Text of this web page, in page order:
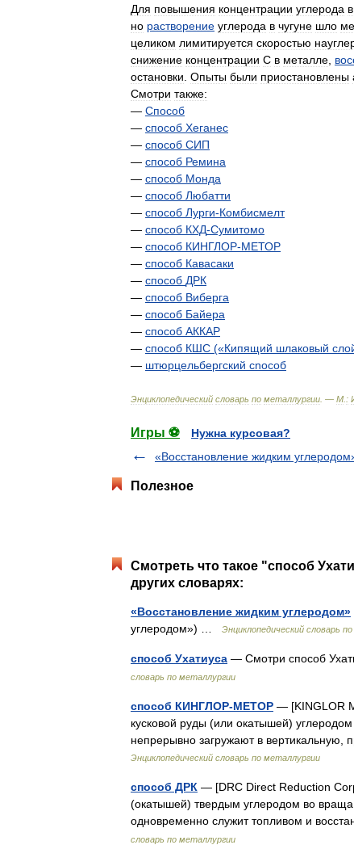
Для повышения концентрации углерода в
но растворение углерода в чугуне шло
целиком лимитируется скоростью
снижение концентрации С в металле
остановки Опыты были приостановлены
Смотри также:
— Способ
— способ Хеганес
— способ СИП
— способ Ремина
— способ Монда
— способ Любатти
— способ Лурги-Комбисмелт
— способ КХД-Сумитомо
— способ КИНГЛОР-МЕТОР
— способ Кавасаки
— способ ДРК
— способ Виберга
— способ Байера
— способ АККАР
— способ КШС («Кипящий шлаковый
— штюрцельбергский cnocoб
Энциклопедический словарь по металлургии . — М :
Игры ⚽
Нужна курсовая?
«Восстановление жидким
Полезное
Смотреть что такое "способ
других словарях:
«Восстановление жидким углеродом»
углеродом») …
Энциклопедический словарь
способ Ухатиуса — Смотри способ
словарь по металлургии
способ КИНГЛОР-МЕТОР — [KINGLOR
кусковой руды (или окатышей)
непрерывно загружают в вертикальную,
Энциклопедический словарь по металлургии
способ ДРК — [DRC Direct Reduction
(окатышей) твердым углеродом во
одновременно служит топливом и
словарь по металлургии